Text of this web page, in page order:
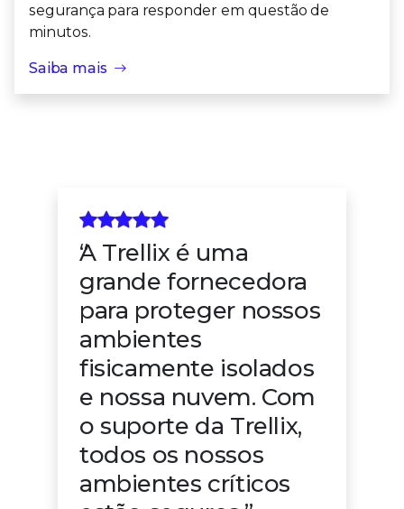
segurança para responder em questão de
minutos.
Saiba mais
A Trellix é uma
grande fornecedora
para proteger nossos
ambientes
fisicamente isolados
e nossa nuvem. Com
o suporte da Trellix,
todos os nossos
ambientes críticos